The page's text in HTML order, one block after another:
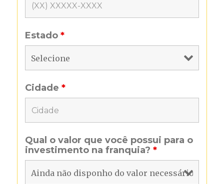
Estado*
Cidade*
Qual o valor que você possui para o
investimento na franquia?*